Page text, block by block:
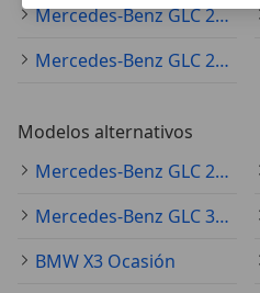
Mercedes-Benz GLC 220 2016
Mercedes-Benz GLC 220 2015
Modelos alternativos
Mercedes-Benz GLC 250 Ocasión
Mercedes-Benz GLC 300 Ocasión
BMW X3 Ocasión